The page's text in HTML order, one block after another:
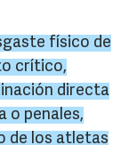
físico de
crítico,
directa
o penales,
de los atletas